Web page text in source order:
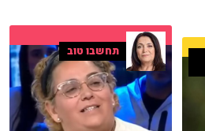
תחשבו טוב